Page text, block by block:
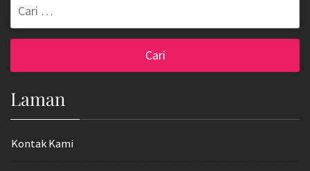
Laman
Kontak Kami